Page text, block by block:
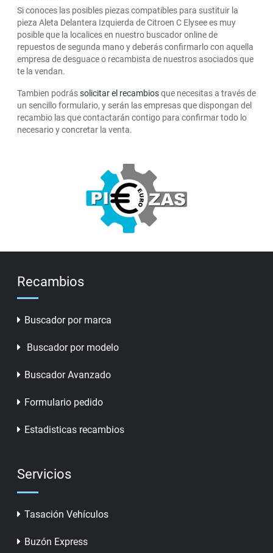
Si conoces las posibles piezas compatibles para sustituir la
pieza Aleta Delantera Izquierda de Citroen C Elysee es muy
posible que la localices en nuestro buscador online de
repuestos de segunda mano y deberás confirmarlo con aquella
empresa de desguace o recambista de nuestros asociados que
te la vendan.
Tambien podrássolicitar el recambiosque necesitas a través de
un sencillo formulario, y serán las empresas que dispongan del
recambio las que contactarán contigo para confirmar todo lo
necesario y concretar la venta.
Recambios
Buscador por marca
Buscador por modelo
Buscador Avanzado
Formulario pedido
Estadisticas recambios
Servicios
Tasación Vehículos
Buzón Express